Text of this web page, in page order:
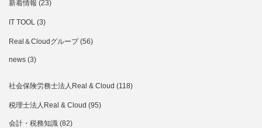
新着情報 (23)
IT TOOL (3)
Real＆Cloudグループ(56)
news (3)
社会保険労務士法人Real & Cloud (118)
税理士法人Real & Cloud (95)
会計・税務知識 (82)